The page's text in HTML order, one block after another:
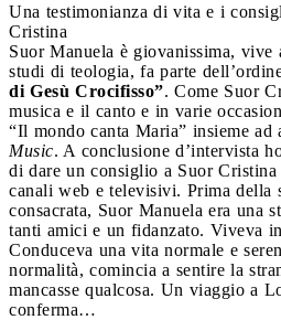
Una testimonianza di vita e i
Cristina
Suor Manuela è giovanissima, vive
studi di teologia, fa parte
di Gesù Crocifisso”. Come Suor
musica e il canto e in varie
“Il mondo canta Maria” insieme ad
Music. A conclusione d’intervista
di dare un consiglio a Suor
canali web e televisivi. Prima della
consacrata, Suor Manuela era una
tanti amici e un fidanzato. Viveva
Conduceva una vita normale e
normalità, comincia a sentire la
mancasse qualcosa. Un viaggio a
conferma…